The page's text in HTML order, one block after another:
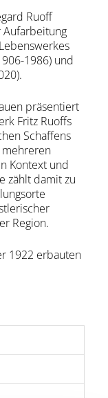
Ruoff
1986) und
präsentiert
Fritz Ruoffs
Schaffens
Kontext und
zählt damit zu
Region.
1922 erbauten